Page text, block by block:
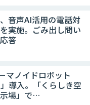
音声AI活用の電話対
実施。ごみ出し問い
答
マノイドロボット
導入。「くらしき空
場」で…